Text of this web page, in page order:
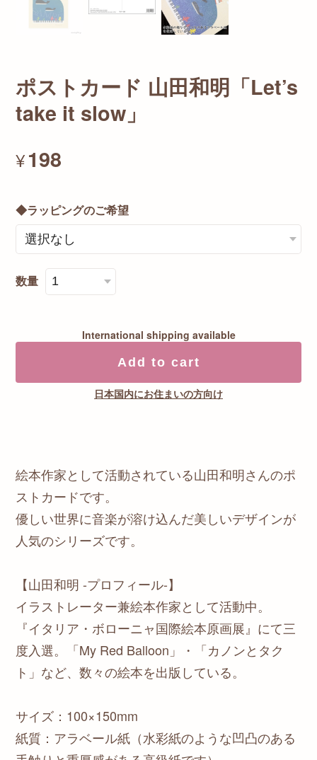
ポストカード 山田和明「Let’s
take it slow」
¥198
◆ラッピングのご希望
数量
International shipping available
Add to cart
日本国内にお住まいの方向け
絵本作家として活動されている山田和明さんのポ
ストカードです。
優しい世界に音楽が溶け込んだ美しいデザインが
人気のシリーズです。
【山田和明 -プロフィール-】
イラストレーター兼絵本作家として活動中。
『イタリア・ボローニャ国際絵本原画展』にて三
度入選。「My Red Balloon」・「カノンとタク
ト」など、数々の絵本を出版している。
サイズ：100×150mm
紙質：アラベール紙（水彩紙のような凹凸のある